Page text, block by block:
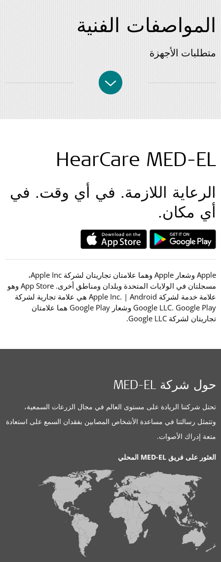
المواصفات الفنية
متطلبات الأجهزة
HearCare MED-EL
الرعاية اللازمة. في أي وقت. في
أي مكان.
Apple وشعار Apple وهما علامتان تجاريتان لشركة Apple Inc،
مسجلتان في الولايات المتحدة وبلدان ومناطق أخرى. App Store وهو
علامة خدمة لشركة Apple Inc. | Android هي علامة تجارية لشركة
Google LLC. Google Play وشعار Google Play هما علامتان
تجاريتان لشركة Google LLC.
حول شركة MED-EL
تحتل شركتنا الريادة على مستوى العالم في مجال الزرعات السمعية،
وتتمثل رسالتنا في مساعدة الأشخاص المصابين بفقدان السمع على استعادة
متعة إدراك الأصوات.
العثور على فريق MED-EL المحلي